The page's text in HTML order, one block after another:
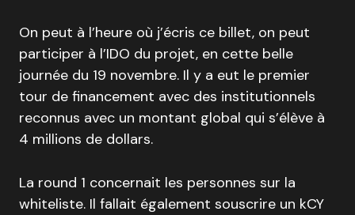
On peut à l’heure où j’écris ce billet, on peut
participer à l’IDO du projet, en cette belle
journée du 19 novembre. Il y a eut le premier
tour de financement avec des institutionnels
reconnus avec un montant global qui s’élève à
4 millions de dollars.
La round 1 concernait les personnes sur la
whiteliste. Il fallait également souscrire un kCY